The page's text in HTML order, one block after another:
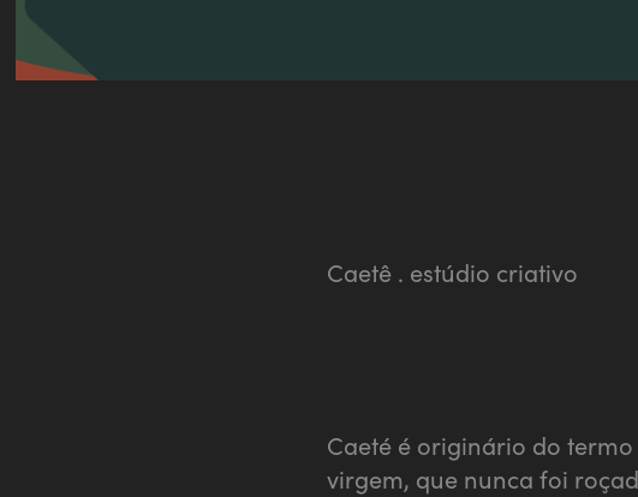
Caetê . estúdio criativo
Caeté é originário do
virgem, que nunca foi